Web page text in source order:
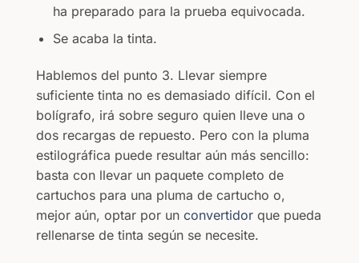
ha preparado para la prueba equivocada.
Se acaba la tinta.
Hablemos del punto 3. Llevar siempre
suficiente tinta no es demasiado difícil. Con el
bolígrafo, irá sobre seguro quien lleve una o
dos recargas de repuesto. Pero con la pluma
estilográfica puede resultar aún más sencillo:
basta con llevar un paquete completo de
cartuchos para una pluma de cartucho o,
mejor aún, optar por un convertidor que pueda
rellenarse de tinta según se necesite.